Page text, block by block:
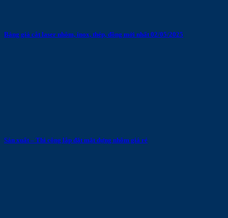
Bảng giá cắt laser nhôm, inox, thép, đồng mới nhất 02/05/2025
Sản xuất – Thi công lắp đặt mặt dựng nhôm giá rẻ